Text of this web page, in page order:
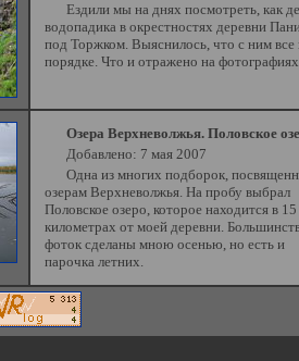
Ездили мы на днях посмотреть, как
водопадика в окрестностях деревни
под Торжком. Выяснилось, что с ним все
порядке. Что и отражено на
Озера Верхневолжья. Половское
Добавлено: 7 мая 2007
Одна из многих подборок,
озерам Верхневолжья. На пробу выбрал
Половское озеро, которое находится в 15
километрах от моей деревни.
фоток сделаны мною осенью, но есть и
парочка летних.